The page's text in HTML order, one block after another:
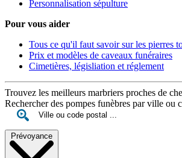
Personnalisation sépulture
Pour vous aider
Tous ce qu'il faut savoir sur les pierres
Prix et modèles de caveaux funéraires
Cimetières, législiation et réglement
Trouvez les meilleurs marbriers proches de
Rechercher des pompes funèbres par ville ou
Prévoyance